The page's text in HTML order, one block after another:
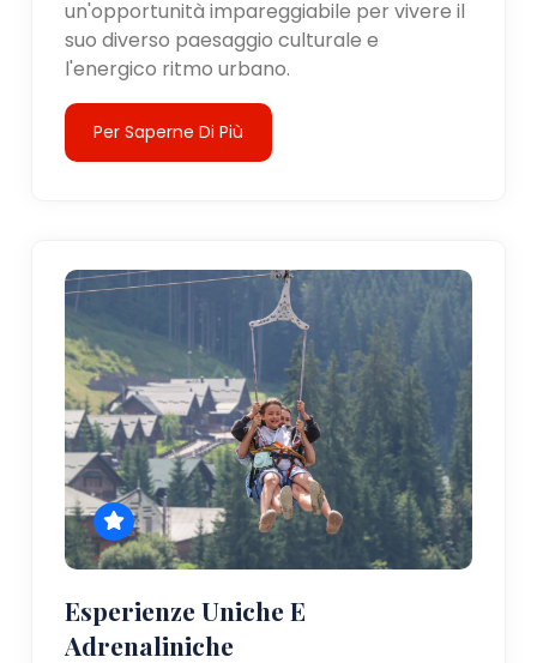
un'opportunità impareggiabile per vivere il
suo diverso paesaggio culturale e
l'energico ritmo urbano.
Per Saperne Di Più
Esperienze Uniche E
Adrenaliniche